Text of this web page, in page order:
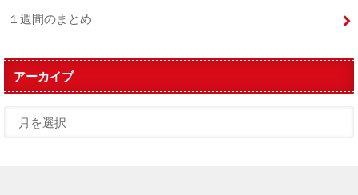
１週間のまとめ
アーカイブ